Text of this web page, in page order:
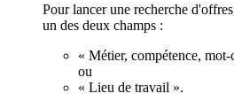
Pour lancer une recherche
un des deux champs :
« Métier, compétence,
ou
« Lieu de travail ».